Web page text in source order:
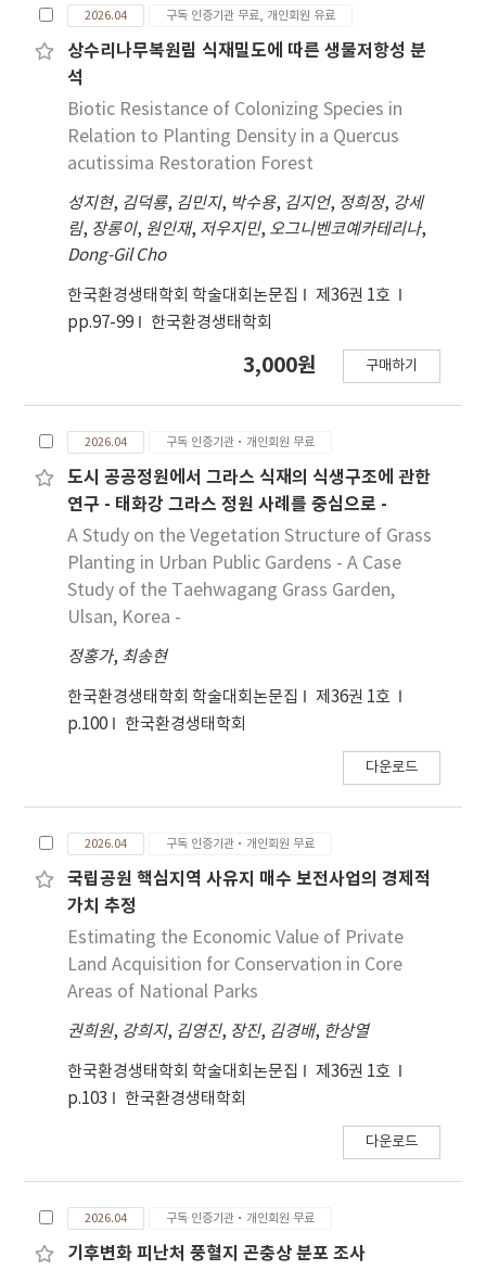
2026.04 구독 인증기관 무료, 개인회원 유료
상수리나무복원림 식재밀도에 따른 생물저항성 분
석
Biotic Resistance of Colonizing Species in
Relation to Planting Density in a Quercus
acutissima Restoration Forest
성지현, 김덕룡, 김민지, 박수용, 김지언, 정희정, 강세
림, 장롱이, 원인재, 저우지민, 오그니벤코예카테리나,
Dong-Gil Cho
한국환경생태학회 학술대회논문집
제36권 1호
pp.97-99
한국환경생태학회
3,000원 구매하기
2026.04 구독 인증기관·개인회원 무료
도시 공공정원에서 그라스 식재의 식생구조에 관한
연구 - 태화강 그라스 정원 사례를 중심으로 -
A Study on the Vegetation Structure of Grass
Planting in Urban Public Gardens - A Case
Study of the Taehwagang Grass Garden,
Ulsan, Korea -
정홍가, 최송현
한국환경생태학회 학술대회논문집
제36권 1호
p.100
한국환경생태학회
다운로드
2026.04 구독 인증기관·개인회원 무료
국립공원 핵심지역 사유지 매수 보전사업의 경제적
가치 추정
Estimating the Economic Value of Private
Land Acquisition for Conservation in Core
Areas of National Parks
권희원, 강희지, 김영진, 장진, 김경배, 한상열
한국환경생태학회 학술대회논문집
제36권 1호
p.103
한국환경생태학회
다운로드
2026.04 구독 인증기관·개인회원 무료
기후변화 피난처 풍혈지 곤충상 분포 조사